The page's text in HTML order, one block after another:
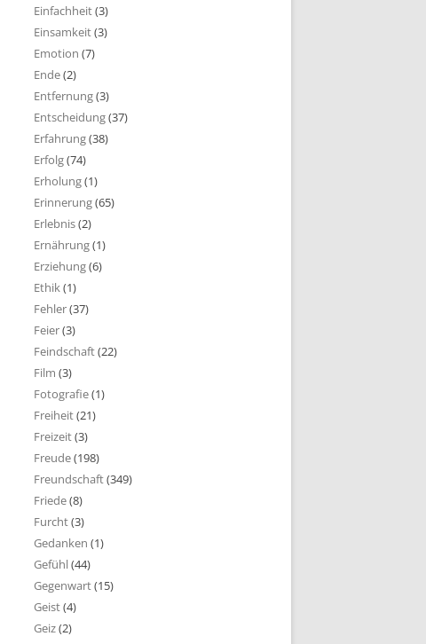
Einfachheit(3)
Einsamkeit(3)
Emotion (7)
Ende(2)
Entfernung(3)
Entscheidung(37)
Erfahrung(38)
Erfolg(74)
Erholung(1)
Erinnerung(65)
Erlebnis(2)
Ernährung(1)
Erziehung(6)
Ethik(1)
Fehler(37)
Feier(3)
Feindschaft(22)
Film (3)
Fotografie(1)
Freiheit(21)
Freizeit(3)
Freude(198)
Freundschaft(349)
Friede(8)
Furcht(3)
Gedanken (1)
Gefühl(44)
Gegenwart(15)
Geist(4)
Geiz(2)